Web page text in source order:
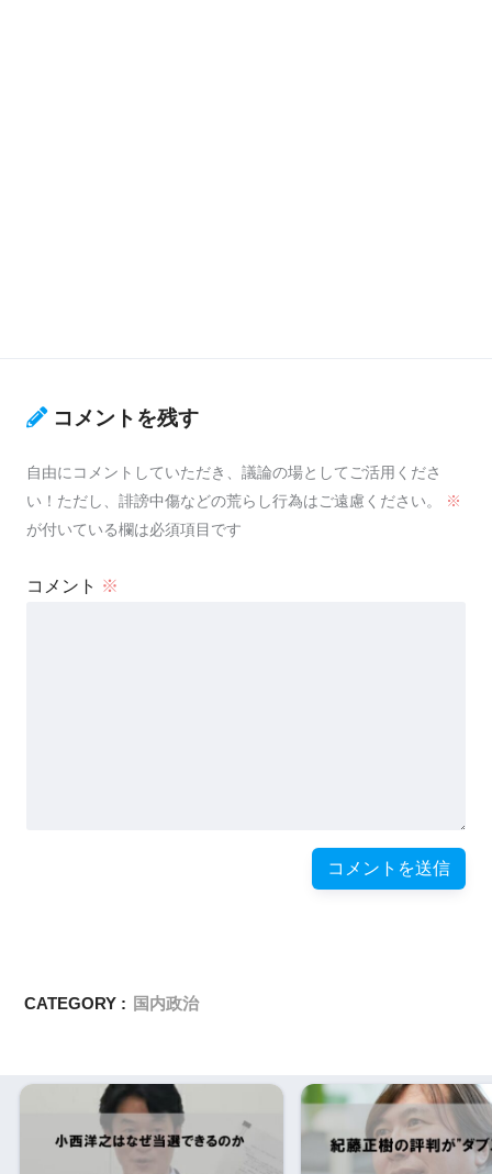
コメントを残す
自由にコメントしていただき、議論の場としてご活用くださ
い！ただし、誹謗中傷などの荒らし行為はご遠慮ください。
※
が付いている欄は必須項目です
コメント ※
CATEGORY : 国内政治